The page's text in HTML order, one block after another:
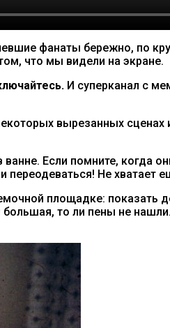
фанаты бережно, по
что мы видели на экране.
И суперканал с
вырезанных
Если помните, когда
Не хватает
площадке: показать
то ли пены не